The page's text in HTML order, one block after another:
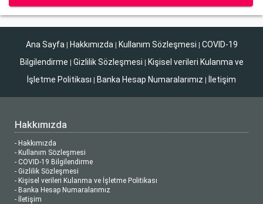
Ana Sayfa | Hakkımızda | Kullanım Sözleşmesi | COVID-19
Bilgilendirme | Gizlilik Sözleşmesi | Kişisel verileri Kulanma ve
İşletme Politikası | Banka Hesap Numaralarımız | İletişim
Hakkımızda
- Hakkımızda
- Kullanım Sözleşmesi
- COVID-19 Bilgilendirme
- Gizlilik Sözleşmesi
- Kişisel verileri Kulanma ve İşletme Politikası
- Banka Hesap Numaralarımız
- İletişim